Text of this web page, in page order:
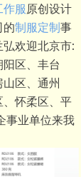
作服原创设计
的制服定制事
欢迎北京市:
区、丰台
区、通州
怀柔区、平
事业单位来我